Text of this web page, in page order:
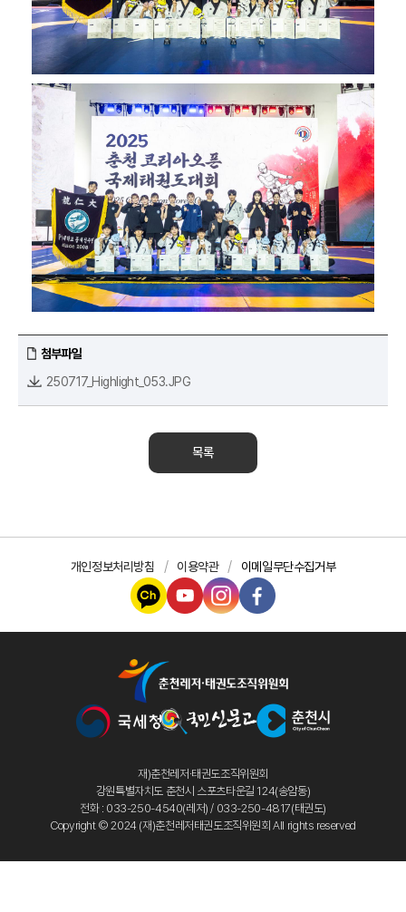
첨부파일
250717_Highlight_053.JPG
목록
개인정보처리방침 이용약관 이메일무단수집거부
재)춘천레저·태권도조직위원회
강원특별자치도 춘천시 스포츠타운길 124(송암동)
전화 : 033-250-4540(레저) / 033-250-4817(태권도)
Copyright © 2024 (재)춘천레저태권도조직위원회 All rights reserved